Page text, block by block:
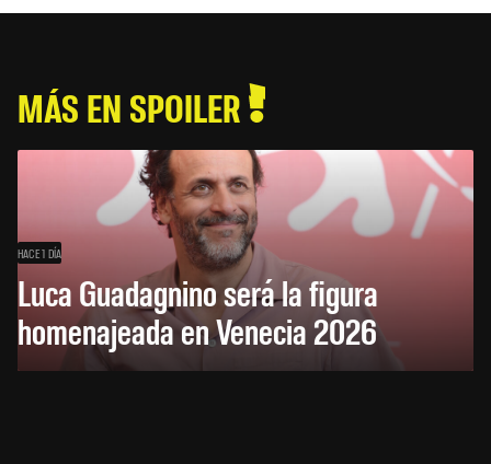
MÁS EN SPOILER
HACE 1 DÍA
Luca Guadagnino será la figura
homenajeada en Venecia 2026